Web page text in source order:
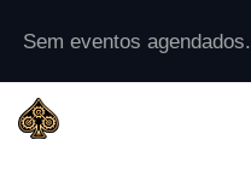
Sem eventos agendados.